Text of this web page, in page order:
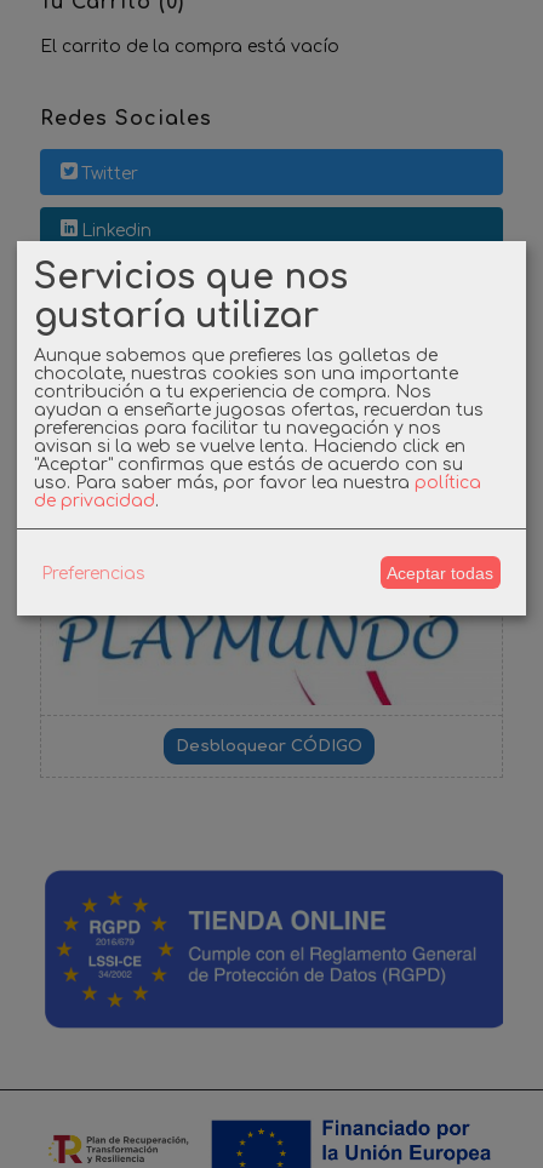
El carrito de la compra está vacío
Redes Sociales
Twitter
Linkedin
Instagram
Facebook
Cupones
DESCUENTO BIENVENIDA
-3%
Servicios que nos
gustaría utilizar
Aunque sabemos que prefieres las galletas de
chocolate, nuestras cookies son una importante
contribución a tu experiencia de compra. Nos
ayudan a enseñarte jugosas ofertas, recuerdan tus
preferencias para facilitar tu navegación y nos
avisan si la web se vuelve lenta. Haciendo click en
"Aceptar" confirmas que estás de acuerdo con su
uso. Para saber más, por favor lea nuestra política
de privacidad.
Preferencias Aceptar todas